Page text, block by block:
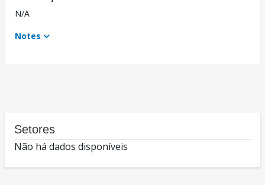
N/A
Notes
Setores
Não há dados disponíveis